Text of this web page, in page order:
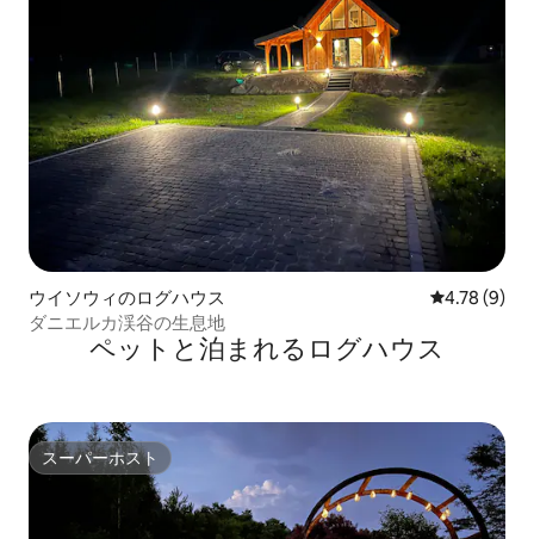
ウイソウィのログハウス レビュー9
4.78 (9)
ダニエルカ渓谷の生息地
ペットと泊まれるログハウス
スーパーホスト
スーパーホスト